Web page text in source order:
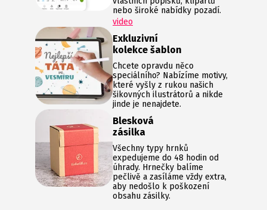
nebo široké nabídky pozadí.
video
Exkluzivní
kolekce šablon
Chcete opravdu něco
speciálního? Nabízíme motivy,
které vyšly z rukou našich
šikovných ilustrátorů a nikde
jinde je nenajdete.
Blesková
zásilka
Všechny typy hrnků
expedujeme do 48 hodin od
úhrady. Hrnečky balíme
pečlivě a zasíláme vždy extra,
aby nedošlo k poškození
obsahu zásilky.